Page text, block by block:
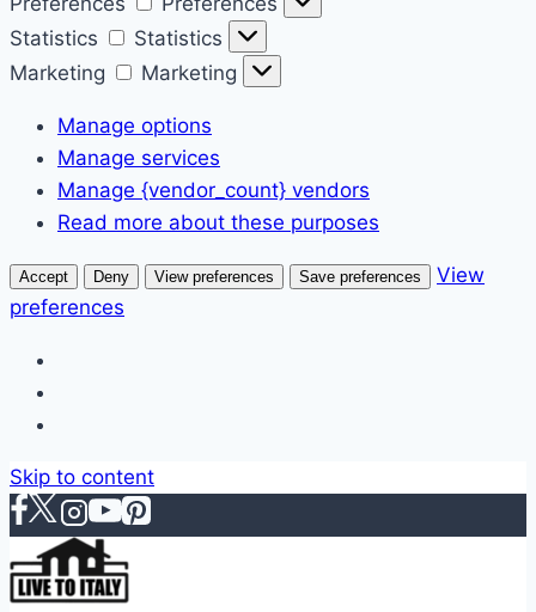
Statistics
Statistics
Marketing
Marketing
Manage options
Manage services
Manage {vendor_count} vendors
Read more about these purposes
Accept Deny View preferences Save preferences
View
preferences
Skip to content